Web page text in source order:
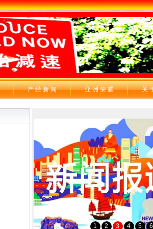
产 经 新 闻 亚 洲 荣 耀 关
1 2 3 4 5 6